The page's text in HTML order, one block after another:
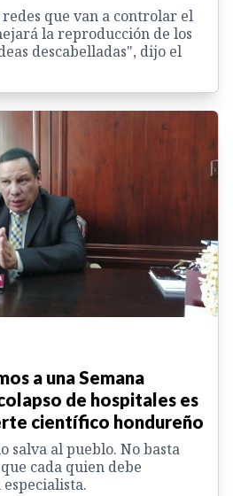
que van a controlar el
la reproducción de los
descabelladas", dijo el
a una Semana
de hospitales es
científico hondureño
salva al pueblo. No basta
cada quien debe